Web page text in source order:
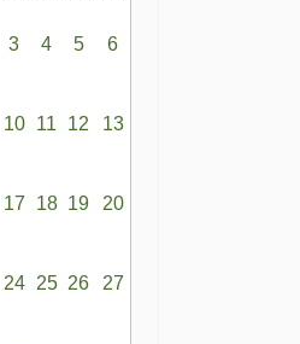
3 4 5 6
10 11 12 13
17 18 19 20
24 25 26 27